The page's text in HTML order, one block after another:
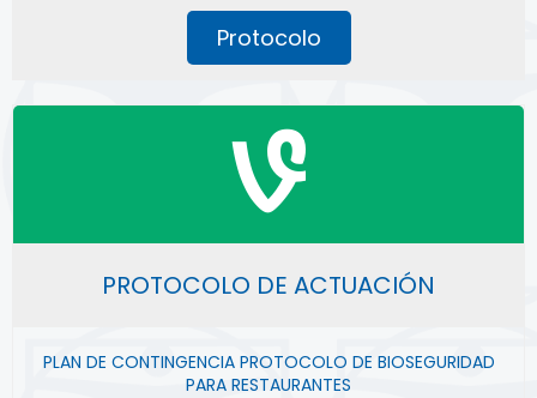
Protocolo
PROTOCOLO DE ACTUACIÓN
PLAN DE CONTINGENCIA PROTOCOLO DE BIOSEGURIDAD
PARA RESTAURANTES